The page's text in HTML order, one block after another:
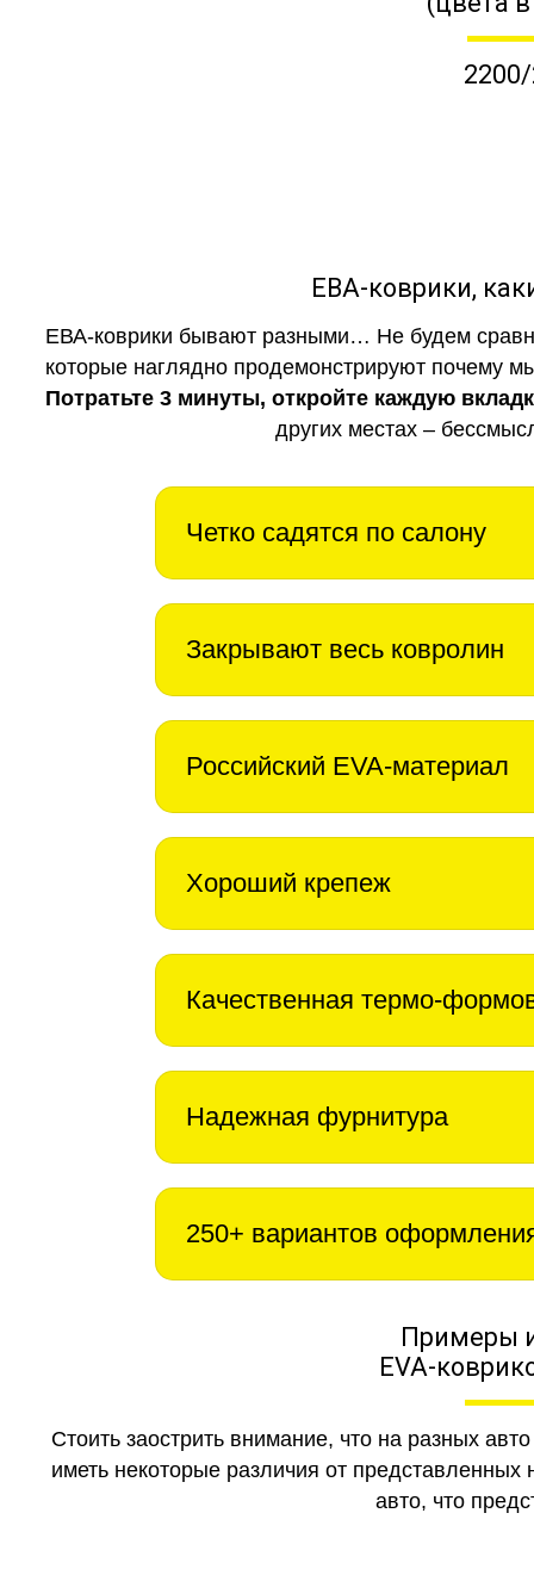
ЕВА-коврики,
ЕВА-коврики бывают разными… Не будем
которые наглядно продемонстрируют почему
Потратьте 3 минуты, откройте каждую
других местах –
Четко садятся по салону
Закрывают весь ковролин
Российский EVA-материал
Хороший крепеж
Качественная термо-
Надежная фурнитура
250+ вариантов
Примеры
EVA-
Стоить заострить внимание, что на разных
иметь некоторые различия от
авто, что